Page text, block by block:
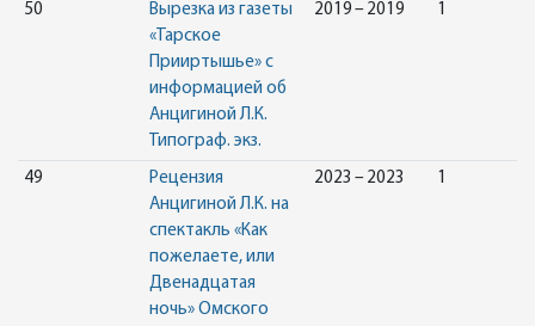
50
Вырезка из газеты
«Тарское
Прииртышье» с
информацией об
Анцигиной Л.К.
Типограф. экз.
2019 – 2019 1
49
Рецензия
Анцигиной Л.К. на
спектакль «Как
пожелаете, или
Двенадцатая
ночь» Омского
2023 – 2023 1